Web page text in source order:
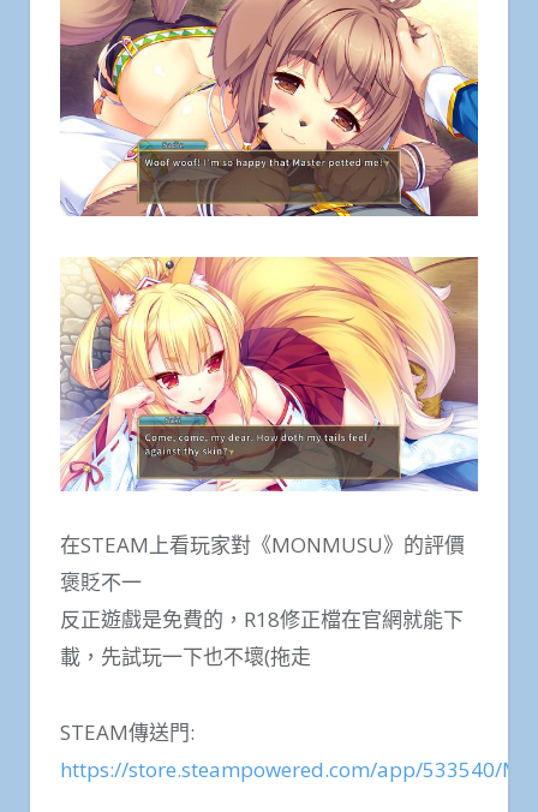
在STEAM上看玩家對《MONMUSU》的評價
褒貶不一
反正遊戲是免費的，R18修正檔在官網就能下
載，先試玩一下也不壞(拖走
STEAM傳送門:
https://store.steampowered.com/app/533540/